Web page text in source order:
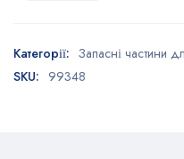
Категорії: Запасні частини
SKU: 99348